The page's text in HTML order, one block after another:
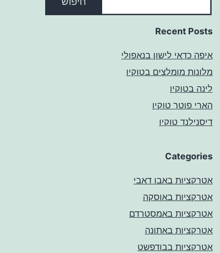
Recent Posts
איפה כדאי לישון בנאפולי
מלונות מומלצים בטוקיו
לינה בטוקיו
הארי פוטר טוקיו
דיסנילנד טוקיו
Categories
אטרקציות באבו דאבי
אטרקציות באוסקה
אטרקציות באמסטרדם
אטרקציות באתונה
אטרקציות בבודפשט